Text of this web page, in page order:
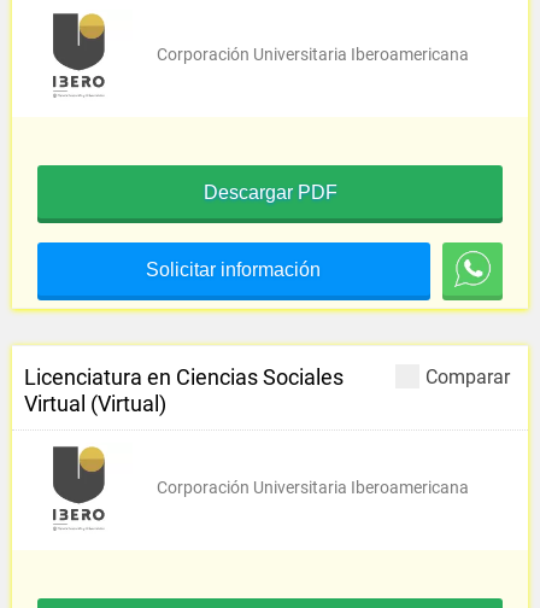
Corporación Universitaria Iberoamericana
Descargar PDF
Solicitar información
Comparar
Licenciatura en Ciencias Sociales
Virtual (Virtual)
Corporación Universitaria Iberoamericana